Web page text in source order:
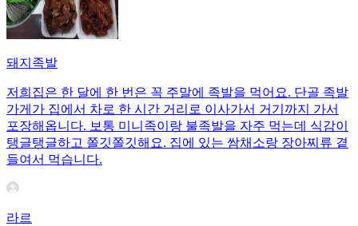
돼지족발
저희집은 한 달에 한 번은 꼭 주말에 족발을 먹어요. 단골 족발
가게가 집에서 차로 한 시간 거리로 이사가서 거기까지 가서
포장해옵니다. 보통 미니족이랑 불족발을 자주 먹는데 식감이
탱글탱글하고 쫄깃쫄깃해요. 집에 있는 쌈채소랑 장아찌류 곁
들여서 먹습니다.
라르